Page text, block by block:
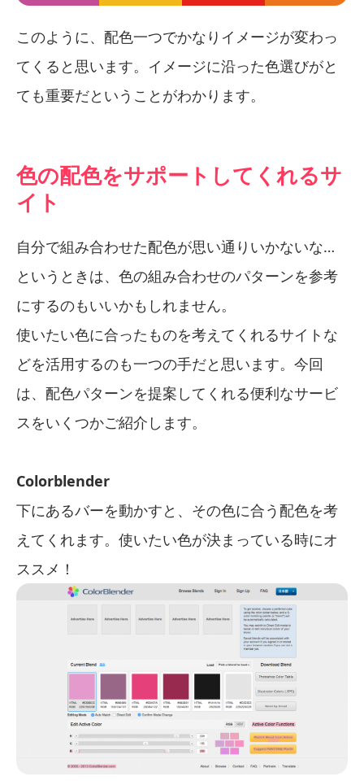
このように、配色一つでかなりイメージが変わっ
てくると思います。イメージに沿った色選びがと
ても重要だということがわかります。
色の配色をサポートしてくれるサ
イト
自分で組み合わせた配色が思い通りいかないな…
というときは、色の組み合わせのパターンを参考
にするのもいいかもしれません。
使いたい色に合ったものを考えてくれるサイトな
どを活用するのも一つの手だと思います。今回
は、配色パターンを提案してくれる便利なサービ
スをいくつかご紹介します。
Colorblender
下にあるバーを動かすと、その色に合う配色を考
えてくれます。使いたい色が決まっている時にオ
ススメ！